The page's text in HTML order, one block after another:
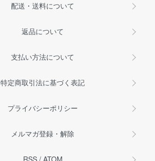
配送・送料について
返品について
支払い方法について
特定商取引法に基づく表記
プライバシーポリシー
メルマガ登録・解除